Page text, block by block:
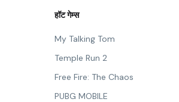
हॉट गेम्स
My Talking Tom
Temple Run 2
Free Fire: The Chaos
PUBG MOBILE